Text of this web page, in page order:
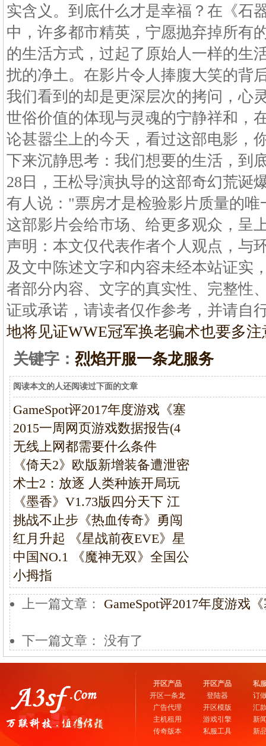
实含义。到底什么才是幸福？在《石
中，许多都市精英，宁愿抛弃掉所有
的生活方式，过起了原始人一样的生
扰的净土。在影片令人捧腹大笑的背
我们看到的却是更深层次的拷问，心
世俗价值的体现与灵魂的宁静祥和，
论甚嚣尘上的今天，看过这部电影，
下来沉静思考：我们想要的生活，到
28日，王松导演执导的这部奇幻荒诞
有人说："票房才是检验影片质量的
这部影片会给市场、给更多观众，呈
声明：本文仅代表作者个人观点，与
及文中陈述文字和内容未经本站证实
者部分内容、文字的真实性、完整性
证或承诺，请读者仅作参考，并请自
地将见证WWE冠军换老骗术也要多
关键字： 烈焰开服一条龙服务
阅读本文的人还阅读过下面的文章
GameSpot评2017年度游戏《塞
2015一周网页游戏数据报告(4
无线上网都需要什么条件
《倚天2》欧版新增装备遭泄密
术士2：放逐 人类种族开局玩
《墨香》V1.73版四分天下 江
挑战不止步《热血传奇》勇闯
红月升起 《星战前夜EVE》星
中国NO.1 《魔神无双》全国公
小拇指
上一篇文章： GameSpot评2017年度游戏
下一篇文章： 没有了
开区产品
开区一条龙
广告代理
主机租用
传奇版本
开区产品
登陆器
开区模版
游戏引擎
私服工具
私
订
汇
新
新